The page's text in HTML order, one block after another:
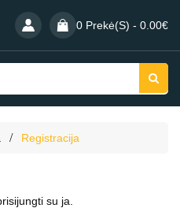
0 Prekė(s) - 0.00€
Registracija
su ja